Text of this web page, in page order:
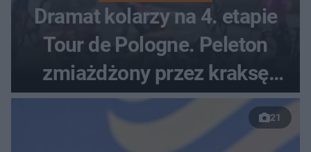
Dramat kolarzy na 4. etapie
Tour de Pologne. Peleton
zmiażdżony przez kraksę
przed Karpaczem
21